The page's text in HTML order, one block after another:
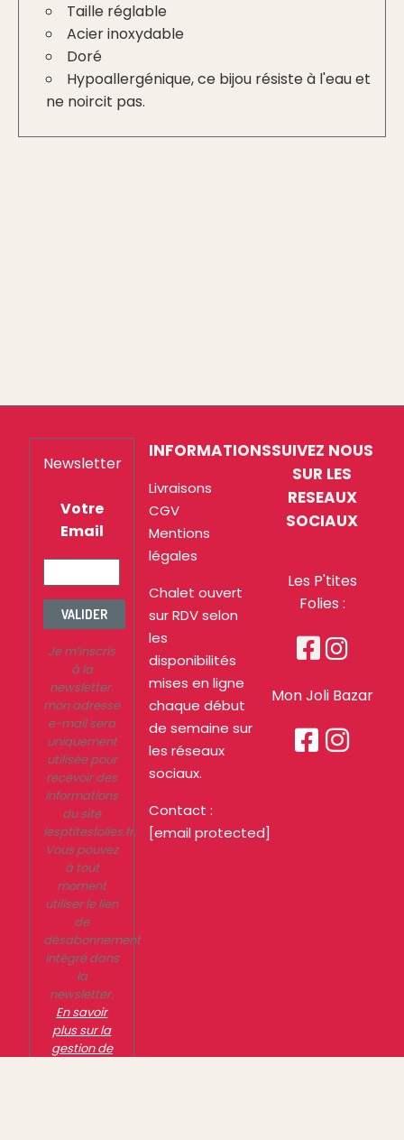
Taille réglable
Acier inoxydable
Doré
Hypoallergénique, ce bijou résiste à l'eau et
ne noircit pas.
Newsletter
Votre
Email
VALIDER
Je m’inscris
à la
newsletter.
mon adresse
e-mail sera
uniquement
utilisée pour
recevoir des
informations
du site
lesptitesfolies.fr.
Vous pouvez
à tout
moment
utiliser le lien
de
désabonnement
intégré dans
la
newsletter.
En savoir
plus sur la
gestion de
INFORMATIONS
Livraisons
CGV
Mentions
légales
Chalet ouvert
sur RDV selon
les
disponibilités
mises en ligne
chaque début
de semaine sur
les réseaux
sociaux.
Contact :
[email protected]
SUIVEZ NOUS
SUR LES
RESEAUX
SOCIAUX
Les P'tites
Folies :
 
Mon Joli Bazar
 